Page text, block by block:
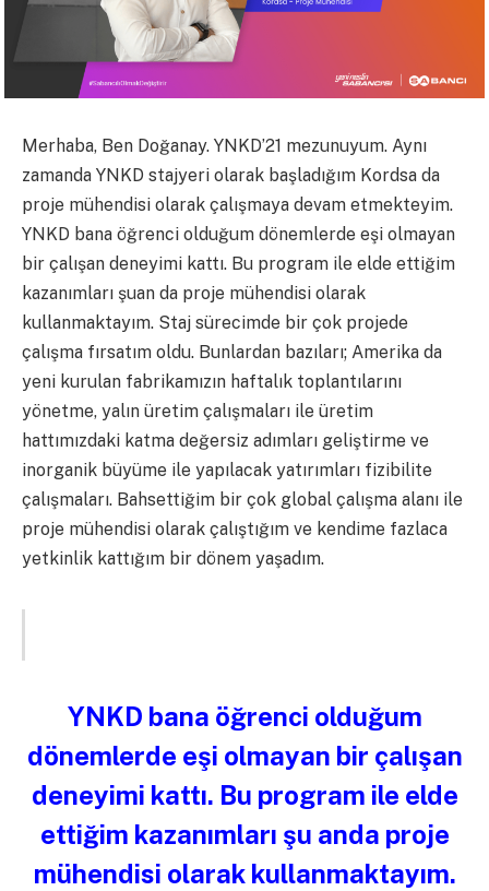
Merhaba, Ben Doğanay. YNKD’21 mezunuyum. Aynı
zamanda YNKD stajyeri olarak başladığım Kordsa da
proje mühendisi olarak çalışmaya devam etmekteyim.
YNKD bana öğrenci olduğum dönemlerde eşi olmayan
bir çalışan deneyimi kattı. Bu program ile elde ettiğim
kazanımları şuan da proje mühendisi olarak
kullanmaktayım. Staj sürecimde bir çok projede
çalışma fırsatım oldu. Bunlardan bazıları; Amerika da
yeni kurulan fabrikamızın haftalık toplantılarını
yönetme, yalın üretim çalışmaları ile üretim
hattımızdaki katma değersiz adımları geliştirme ve
inorganik büyüme ile yapılacak yatırımları fizibilite
çalışmaları. Bahsettiğim bir çok global çalışma alanı ile
proje mühendisi olarak çalıştığım ve kendime fazlaca
yetkinlik kattığım bir dönem yaşadım.
YNKD bana öğrenci olduğum
dönemlerde eşi olmayan bir çalışan
deneyimi kattı. Bu program ile elde
ettiğim kazanımları şu anda proje
mühendisi olarak kullanmaktayım.